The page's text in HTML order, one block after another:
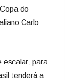
do
Carlo
escalar, para
tenderá a